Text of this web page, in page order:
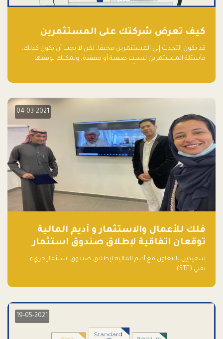
كيف تعرض شركتك على المستثمرين
قد يكون التحدث إلى المستثمرين مخيفًا، لكن لا يجب أن يكون كذلك،
فأسئلة المستثمرين ليست صعبة أو معقدة، ويمكنك توقعها
04-03-2021
فلك للأعمال والاستثمار و أديم المالية
توقعان اتفاقية لإطلاق صندوق استثمار
جريء تقني (STF) - مشغل من قبل فـلك
سعيدين بالتعاون مع أديم المالية لإطلاق صندوق استثمار جريء
تقني (STF)
19-05-2021